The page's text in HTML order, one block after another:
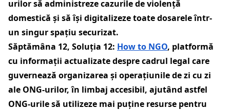
urilor să administreze cazurile de violență
domestică și să își digitalizeze toate dosarele într-
un singur spațiu securizat.
Săptămâna 12, Soluția 12: How to NGO, platformă
cu informații actualizate despre cadrul legal care
guvernează organizarea și operațiunile de zi cu zi
ale ONG-urilor, în limbaj accesibil, ajutând astfel
ONG-urile să utilizeze mai puține resurse pentru